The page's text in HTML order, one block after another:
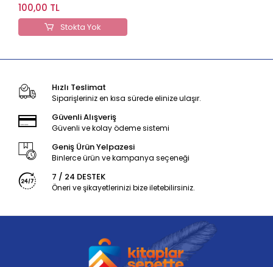
100,00 TL
Stokta Yok
Hızlı Teslimat
Siparişleriniz en kısa sürede elinize ulaşır.
Güvenli Alışveriş
Güvenli ve kolay ödeme sistemi
Geniş Ürün Yelpazesi
Binlerce ürün ve kampanya seçeneği
7 / 24 DESTEK
Öneri ve şikayetlerinizi bize iletebilirsiniz.